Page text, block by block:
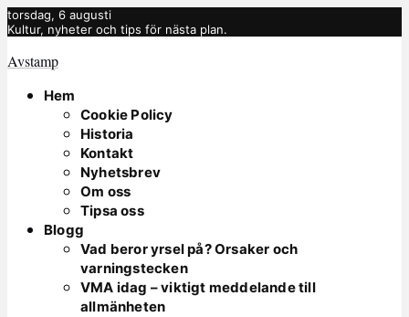
torsdag, 6 augusti
Kultur, nyheter och tips för nästa plan.
Avstamp
Hem
Cookie Policy
Historia
Kontakt
Nyhetsbrev
Om oss
Tipsa oss
Blogg
Vad beror yrsel på? Orsaker och
varningstecken
VMA idag – viktigt meddelande till
allmänheten